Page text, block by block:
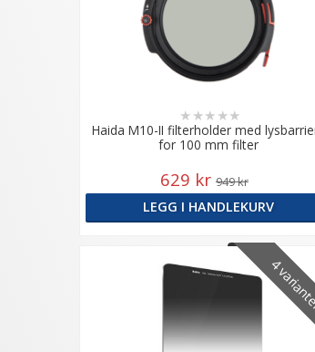
Haida M10-II filterholder med
for 100 mm filter
★ ★★ ★★
629 kr 949 kr
LEGG I HANDLEKURV
4